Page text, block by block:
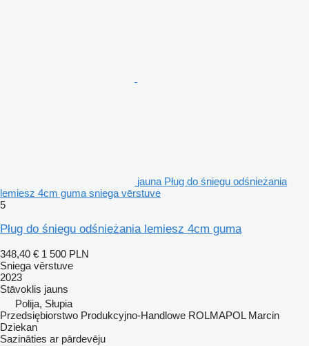
jauna Pług do śniegu odśnieżania
lemiesz 4cm guma sniega vērstuve
5
Pług do śniegu odśnieżania lemiesz 4cm guma
348,40 € 1 500 PLN
Sniega vērstuve
2023
Stāvoklis jauns
Polija, Słupia
Przedsiębiorstwo Produkcyjno-Handlowe ROLMAPOL Marcin
Dziekan
Sazināties ar pārdevēju